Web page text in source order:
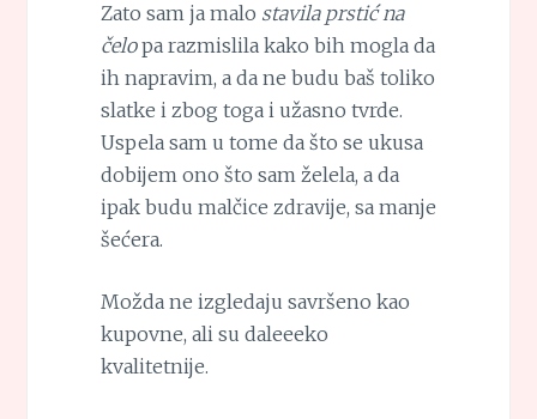
Zato sam ja malo stavila prstić na
čelopa razmislila kako bih mogla da
ih napravim, a da ne budu baš toliko
slatke i zbog toga i užasno tvrde.
Uspela sam u tome da što se ukusa
dobijem ono što sam želela, a da
ipak budu malčice zdravije, sa manje
šećera.
Možda ne izgledaju savršeno kao
kupovne, ali su daleeeko
kvalitetnije.